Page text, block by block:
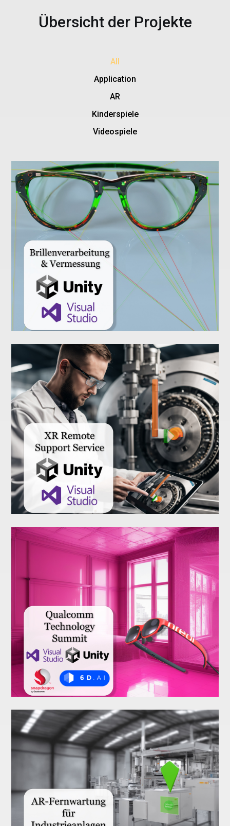
Übersicht der Projekte
All
Application
AR
Kinderspiele
Videospiele
Brillenverarbeitung &
Vermessung
Application
XR Remote-Support
Service
AR
Qualcomm Technology